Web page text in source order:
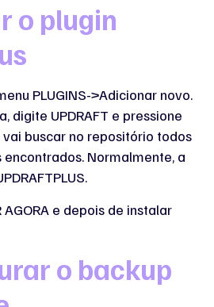
o plugin
PLUGINS->Adicionar novo.
digite UPDRAFT e pressione
vai buscar no repositório todos
encontrados. Normalmente, a
AGORA e depois de instalar
o backup